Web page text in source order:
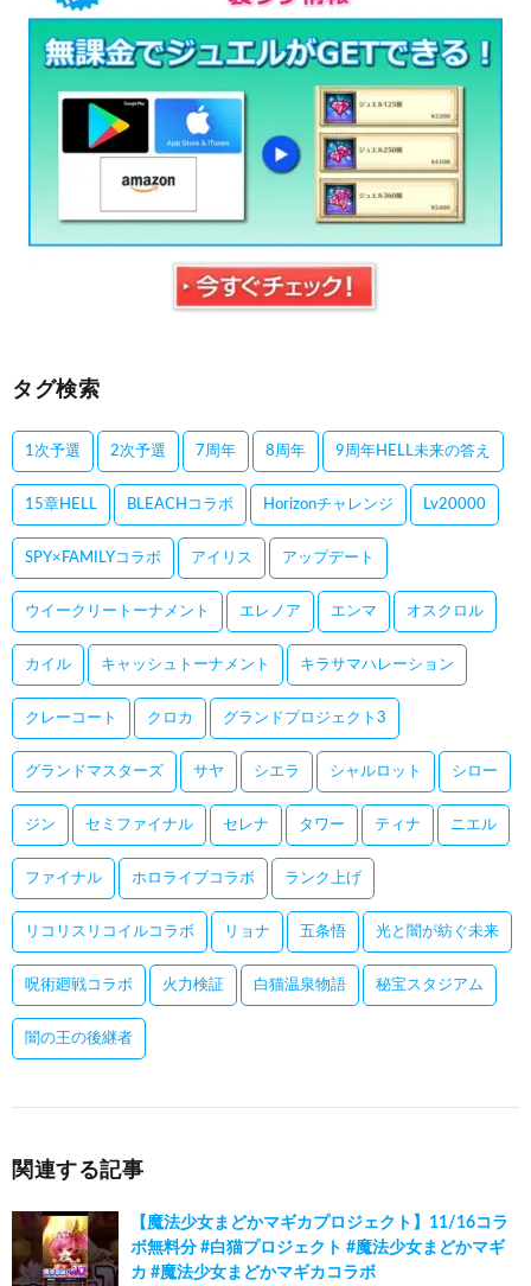
タグ検索
1次予選 2次予選 7周年 8周年 9周年HELL未来の答え
15章HELL BLEACHコラボ Horizonチャレンジ Lv20000
SPY×FAMILYコラボ アイリス アップデート
ウイークリートーナメント エレノア エンマ オスクロル
カイル キャッシュトーナメント キラサマハレーション
クレーコート クロカ グランドプロジェクト3
グランドマスターズ サヤ シエラ シャルロット シロー
ジン セミファイナル セレナ タワー ティナ ニエル
ファイナル ホロライブコラボ ランク上げ
リコリスリコイルコラボ リョナ 五条悟 光と闇が紡ぐ未来
呪術廻戦コラボ 火力検証 白猫温泉物語 秘宝スタジアム
闇の王の後継者
関連する記事
【魔法少女まどかマギカプロジェクト】11/16コラ
ボ無料分 #白猫プロジェクト #魔法少女まどかマギ
カ #魔法少女まどかマギカコラボ